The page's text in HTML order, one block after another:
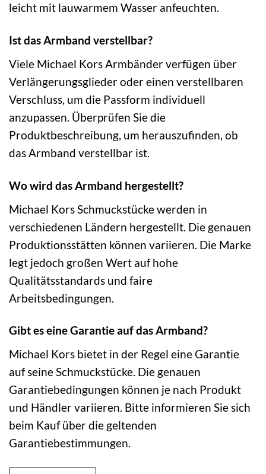
leicht mit lauwarmem Wasser anfeuchten.
Ist das Armband verstellbar?
Viele Michael Kors Armbänder verfügen über
Verlängerungsglieder oder einen verstellbaren
Verschluss, um die Passform individuell
anzupassen. Überprüfen Sie die
Produktbeschreibung, um herauszufinden, ob
das Armband verstellbar ist.
Wo wird das Armband hergestellt?
Michael Kors Schmuckstücke werden in
verschiedenen Ländern hergestellt. Die genauen
Produktionsstätten können variieren. Die Marke
legt jedoch großen Wert auf hohe
Qualitätsstandards und faire
Arbeitsbedingungen.
Gibt es eine Garantie auf das Armband?
Michael Kors bietet in der Regel eine Garantie
auf seine Schmuckstücke. Die genauen
Garantiebedingungen können je nach Produkt
und Händler variieren. Bitte informieren Sie sich
beim Kauf über die geltenden
Garantiebestimmungen.